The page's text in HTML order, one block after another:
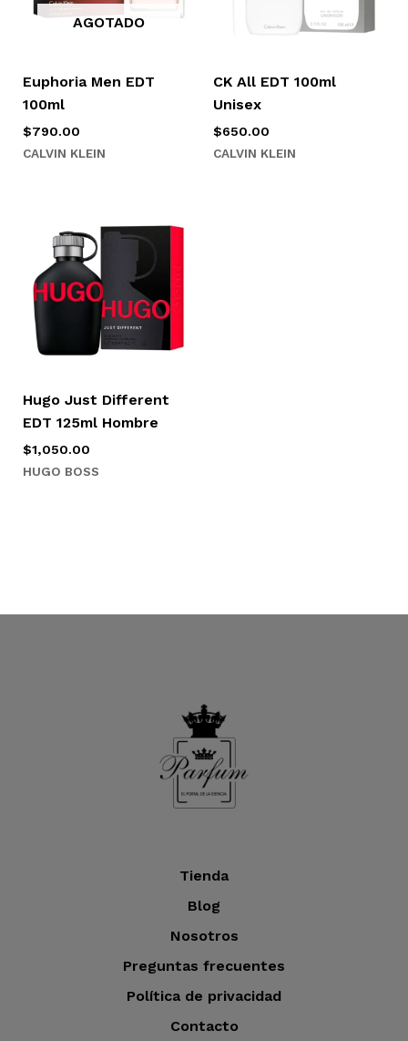
AGOTADO
Euphoria Men EDT
100ml
$790.00
CALVIN KLEIN
CK All EDT 100ml
Unisex
$650.00
CALVIN KLEIN
Hugo Just Different
EDT 125ml Hombre
$1,050.00
HUGO BOSS
Tienda
Blog
Nosotros
Preguntas frecuentes
Política de privacidad
Contacto